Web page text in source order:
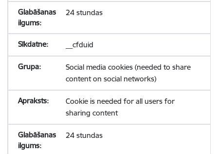
24 stundas
__cfduid
Social media cookies (needed to share
content on social networks)
Cookie is needed for all users for
sharing content
24 stundas